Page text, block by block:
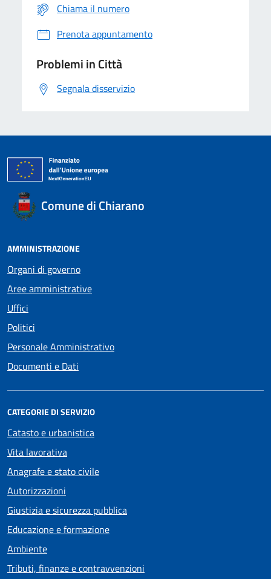
Chiama il numero
Prenota appuntamento
Problemi in Città
Segnala disservizio
Comune di Chiarano
AMMINISTRAZIONE
Organi di governo
Aree amministrative
Uffici
Politici
Personale Amministrativo
Documenti e Dati
CATEGORIE DI SERVIZIO
Catasto e urbanistica
Vita lavorativa
Anagrafe e stato civile
Autorizzazioni
Giustizia e sicurezza pubblica
Educazione e formazione
Ambiente
Tributi, finanze e contravvenzioni